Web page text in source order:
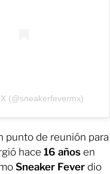
(@sneakerfevermx)
punto de reunión para
hace 16 años en
Sneaker Fever dio